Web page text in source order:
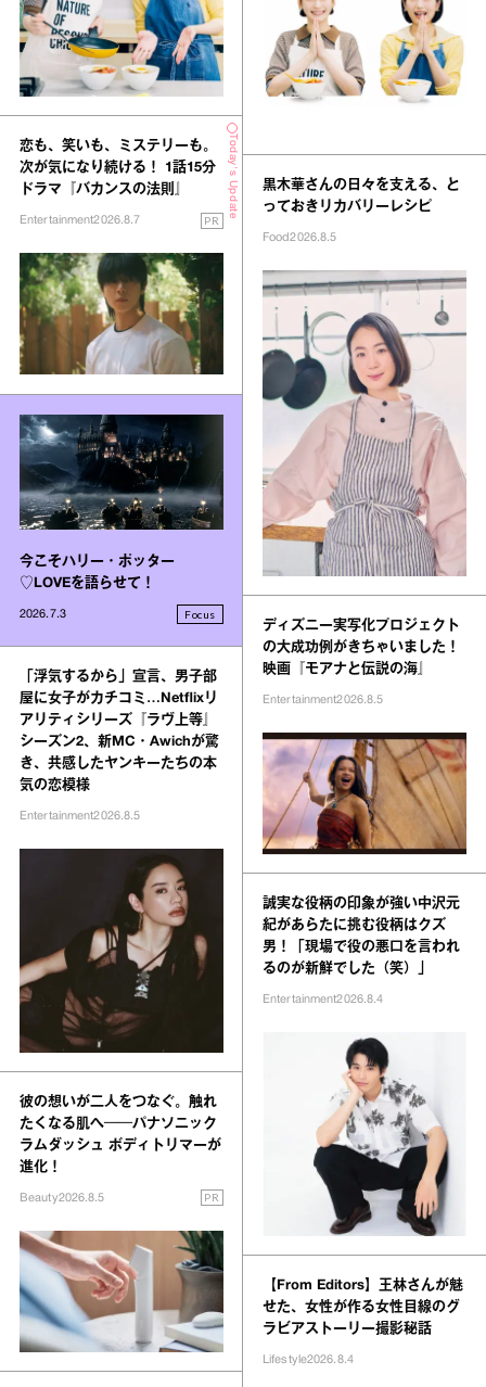
Today's Update
恋も、笑いも、ミステリーも。
次が気になり続ける！ 1話15分
ドラマ『バカンスの法則』
Entertainment2026.8.7 PR
今こそハリー・ポッター
♡LOVEを語らせて！
2026.7.3 Focus
「浮気するから」宣言、男子部
屋に女子がカチコミ…Netflixリ
アリティシリーズ『ラヴ上等』
シーズン2、新MC・Awichが驚
き、共感したヤンキーたちの本
気の恋模様
Entertainment2026.8.5
彼の想いが二人をつなぐ。触れ
たくなる肌へ──パナソニック
ラムダッシュ ボディトリマーが
進化！
Beauty2026.8.5 PR
黒木華さんの日々を支える、と
っておきリカバリーレシピ
Food2026.8.5
ディズニー実写化プロジェクト
の大成功例がきちゃいました！
映画『モアナと伝説の海』
Entertainment2026.8.5
誠実な役柄の印象が強い中沢元
紀があらたに挑む役柄はクズ
男！「現場で役の悪口を言われ
るのが新鮮でした（笑）」
Entertainment2026.8.4
【From Editors】王林さんが魅
せた、女性が作る女性目線のグ
ラビアストーリー撮影秘話
Lifestyle2026.8.4